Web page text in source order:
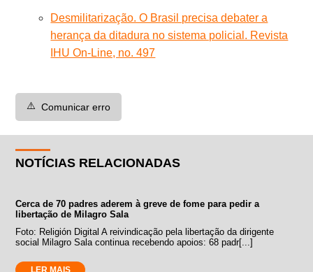
Desmilitarização. O Brasil precisa debater a
herança da ditadura no sistema policial. Revista
IHU On-Line, no. 497
⚠️ Comunicar erro
NOTÍCIAS RELACIONADAS
Cerca de 70 padres aderem à greve de fome para pedir a
libertação de Milagro Sala
Foto: Religión Digital A reivindicação pela libertação da dirigente
social Milagro Sala continua recebendo apoios: 68 padr[...]
LER MAIS